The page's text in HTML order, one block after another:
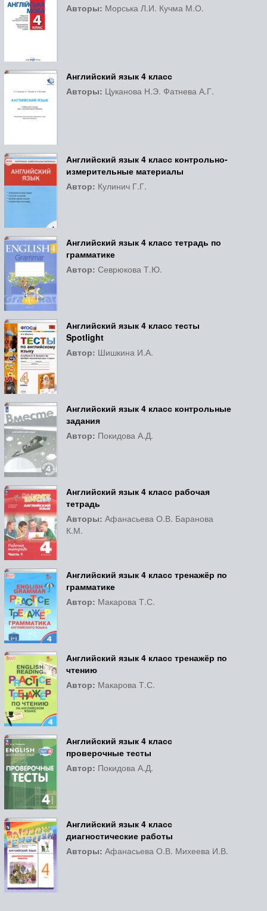
Авторы: Морська Л.И. Кучма М.О.
Английский язык 4 класс
Авторы: Цуканова Н.Э. Фатнева А.Г.
Английский язык 4 класс контрольно-
измерительные материалы
Автор: Кулинич Г.Г.
Английский язык 4 класс тетрадь по
грамматике
Автор: Севрюкова Т.Ю.
Английский язык 4 класс тесты
Spotlight
Автор: Шишкина И.А.
Английский язык 4 класс контрольные
задания
Автор: Покидова А.Д.
Английский язык 4 класс рабочая
тетрадь
Авторы: Афанасьева О.В. Баранова
К.М.
Английский язык 4 класс тренажёр по
грамматике
Автор: Макарова Т.С.
Английский язык 4 класс тренажёр по
чтению
Автор: Макарова Т.С.
Английский язык 4 класс
проверочные тесты
Автор: Покидова А.Д.
Английский язык 4 класс
диагностические работы
Авторы: Афанасьева О.В. Михеева И.В.